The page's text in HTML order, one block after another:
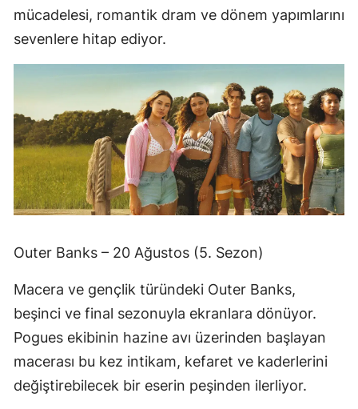
mücadelesi, romantik dram ve dönem yapımlarını
sevenlere hitap ediyor.
Outer Banks – 20 Ağustos (5. Sezon)
Macera ve gençlik türündeki Outer Banks,
beşinci ve final sezonuyla ekranlara dönüyor.
Pogues ekibinin hazine avı üzerinden başlayan
macerası bu kez intikam, kefaret ve kaderlerini
değiştirebilecek bir eserin peşinden ilerliyor.